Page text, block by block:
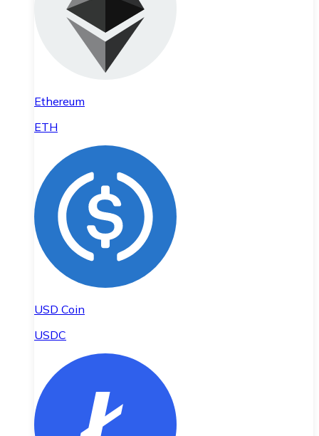
Ethereum
ETH
USD Coin
USDC